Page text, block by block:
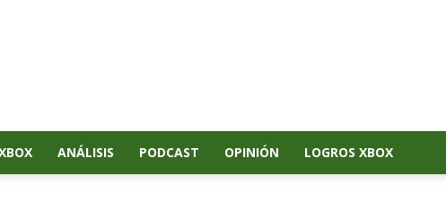
ANÁLISIS PODCAST OPINIÓN LOGROS XBOX